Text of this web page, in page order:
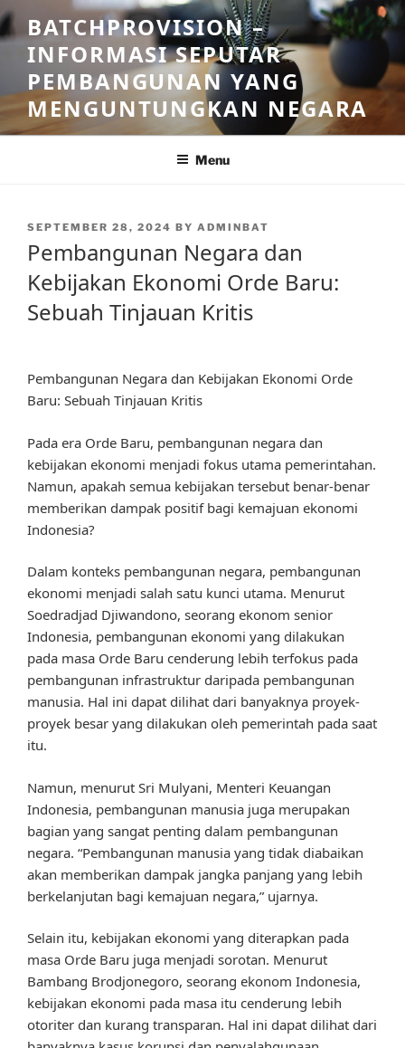
Skip
to
content
BATCHPROVISION –
INFORMASI SEPUTAR
PEMBANGUNAN YANG
MENGUNTUNGKAN NEGARA
Menu
POSTED
SEPTEMBER 28, 2024 BY ADMINBAT
Pembangunan Negara dan
Kebijakan Ekonomi Orde Baru:
Sebuah Tinjauan Kritis
Pembangunan Negara dan Kebijakan Ekonomi Orde
Baru: Sebuah Tinjauan Kritis
Pada era Orde Baru, pembangunan negara dan
kebijakan ekonomi menjadi fokus utama pemerintahan.
Namun, apakah semua kebijakan tersebut benar-benar
memberikan dampak positif bagi kemajuan ekonomi
Indonesia?
Dalam konteks pembangunan negara, pembangunan
ekonomi menjadi salah satu kunci utama. Menurut
Soedradjad Djiwandono, seorang ekonom senior
Indonesia, pembangunan ekonomi yang dilakukan
pada masa Orde Baru cenderung lebih terfokus pada
pembangunan infrastruktur daripada pembangunan
manusia. Hal ini dapat dilihat dari banyaknya proyek-
proyek besar yang dilakukan oleh pemerintah pada saat
itu.
Namun, menurut Sri Mulyani, Menteri Keuangan
Indonesia, pembangunan manusia juga merupakan
bagian yang sangat penting dalam pembangunan
negara. “Pembangunan manusia yang tidak diabaikan
akan memberikan dampak jangka panjang yang lebih
berkelanjutan bagi kemajuan negara,” ujarnya.
Selain itu, kebijakan ekonomi yang diterapkan pada
masa Orde Baru juga menjadi sorotan. Menurut
Bambang Brodjonegoro, seorang ekonom Indonesia,
kebijakan ekonomi pada masa itu cenderung lebih
otoriter dan kurang transparan. Hal ini dapat dilihat dari